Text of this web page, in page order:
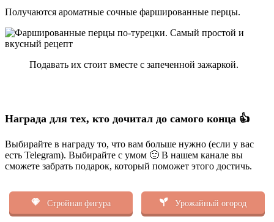
Получаются ароматные сочные фаршированные перцы.
Подавать их стоит вместе с запеченной зажаркой.
Награда для тех, кто дочитал до самого конца 👍
Выбирайте в награду то, что вам больше нужно (если у вас
есть Telegram). Выбирайте с умом 🙂 В нашем канале вы
сможете забрать подарок, который поможет этого достичь.
Стройная фигура Урожайный огород